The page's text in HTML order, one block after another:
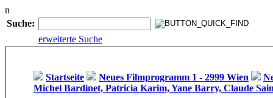
n
Suche:
erweiterte Suche
Startseite Neues Filmprogramm 1 - 2999 Wien
Michel Bardinet, Patricia Karim, Yane Barry, Claude